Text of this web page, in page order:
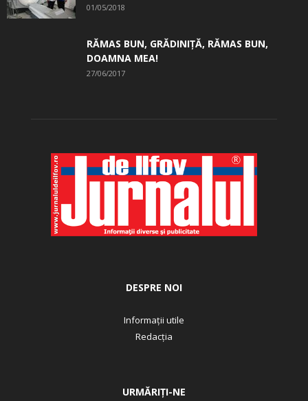
01/05/2018
RĂMAS BUN, GRĂDINIŢĂ, ­RĂMAS BUN,
DOAMNA MEA!
27/06/2017
DESPRE NOI
Informații utile
Redacția
URMĂRIȚI-NE